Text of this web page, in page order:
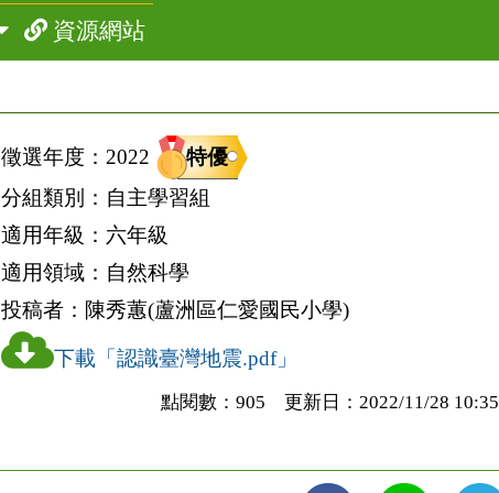
資源網站
徵選年度： 2022
特優
分組類別： 自主學習組
適用年級： 六年級
適用領域： 自然科學
投稿者： 陳秀蕙(蘆洲區仁愛國民小學)
下載「認識臺灣地震.pdf」
點閱數：905 更新日：2022/11/28 10:35